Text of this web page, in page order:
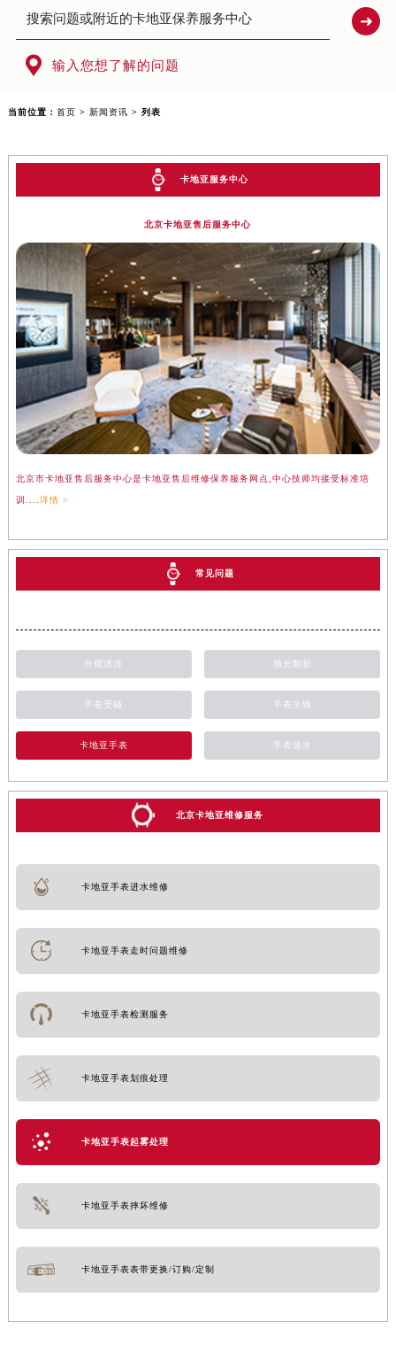
北京市朝阳区建国门外大街甲6号华熙国际中心写字楼D座11层1102室（需提前预约）
 输入您想了解的问题
当前位置： 首页 > 新闻资讯 > 列表
卡地亚服务中心
北京卡地亚售后服务中心
北京市卡地亚售后服务中心是卡地亚售后维修保养服务网点,中心技师均接受标准培
训.... 详情 >
常见问题
外观清洗 抛光翻新
手表受磁 手表生锈
卡地亚手表 手表进水
北京卡地亚维修服务
卡地亚手表进水维修
卡地亚手表走时问题维修
卡地亚手表检测服务
卡地亚手表划痕处理
卡地亚手表起雾处理
卡地亚手表摔坏维修
卡地亚手表表带更换/订购/定制